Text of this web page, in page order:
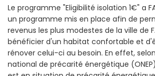
Le programme "Eligibilité isolation 1€" a
un programme mis en place afin de
revenus les plus modestes de la ville de
bénéficier d'un habitat confortable et
rénover celui-ci au besoin. En effet,
national de précarité énergétique